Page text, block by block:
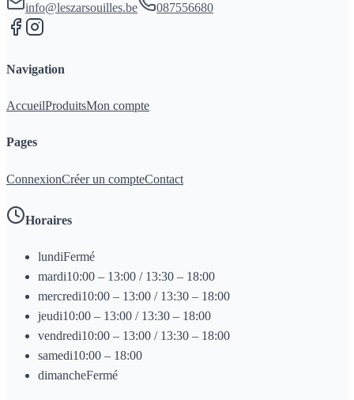
info@leszarsouilles.be 087556680
Navigation
AccueilProduitsMon compte
Pages
ConnexionCréer un compteContact
Horaires
lundiFermé
mardi10:00 – 13:00 / 13:30 – 18:00
mercredi10:00 – 13:00 / 13:30 – 18:00
jeudi10:00 – 13:00 / 13:30 – 18:00
vendredi10:00 – 13:00 / 13:30 – 18:00
samedi10:00 – 18:00
dimancheFermé